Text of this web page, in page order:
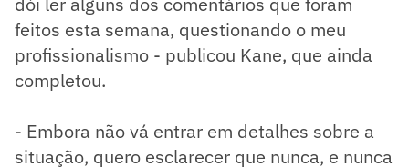
feitos esta semana, questionando o meu
profissionalismo - publicou Kane, que ainda
completou.
- Embora não vá entrar em detalhes sobre a
situação, quero esclarecer que nunca, e nunca